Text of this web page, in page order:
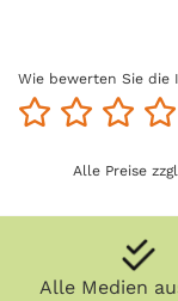
Wie bewerten Sie die
Alle Preise
Alle Medien